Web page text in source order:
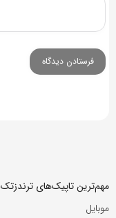
مهم‌ترین تاپیک‌های ترندزتک
موبایل